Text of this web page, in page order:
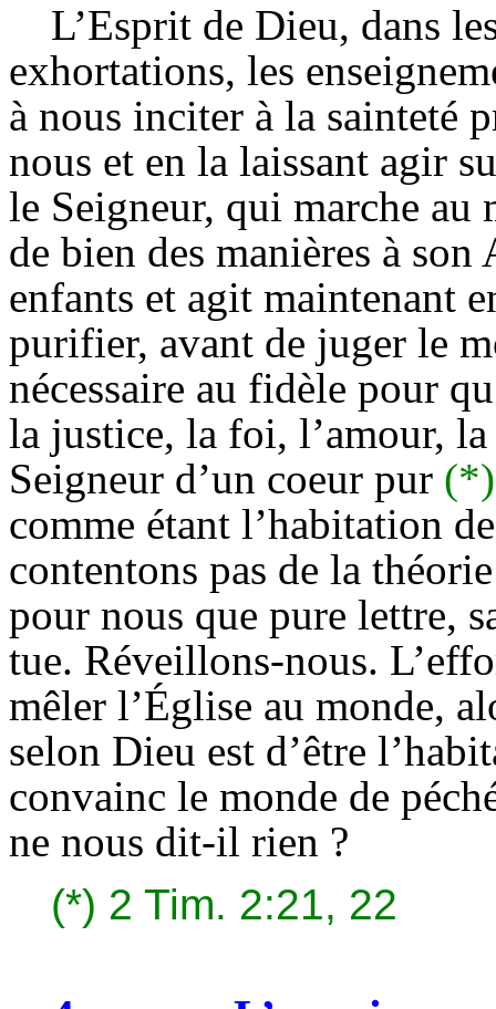
L’Esprit de Dieu, dans
exhortations, les
à nous inciter à la sainteté
nous et en la laissant agir
le Seigneur, qui marche au
de bien des manières à
enfants et agit maintenant
purifier, avant de juger le
nécessaire au fidèle pour
la justice, la foi, l’amour,
Seigneur d’un coeur pur (*)
comme étant l’habitation
contentons pas de la
pour nous que pure lettre,
tue. Réveillons-nous.
mêler l’Église au monde,
selon Dieu est d’être
convainc le monde de
ne nous dit-il rien ?
(*) 2 Tim. 2:21, 22